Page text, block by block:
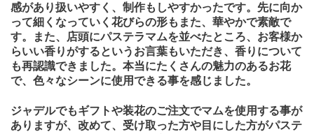
感があり扱いやすく、制作もしやすかったです。先に向か
って細くなっていく花びらの形もまた、華やかで素敵で
す。
また、店頭にパステラマムを並べたところ、お客様か
らいい香りがするというお言葉もいただき、香りについて
も再認識できました。本当にたくさんの魅力のあるお花
で、色々なシーンに使用できる事を感じました。
ジャデルでもギフトや装花のご注文でマムを使用する事が
ありますが、改めて、受け取った方や目にした方がパステ